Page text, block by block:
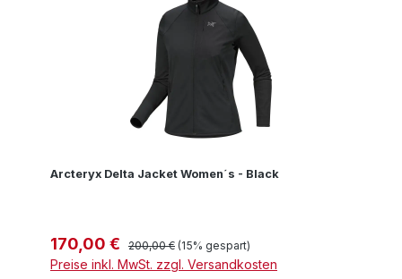
Arcteryx Delta Jacket Women´s - Black
Verkaufspreis:
170,00 € Regulärer Preis:
200,00 € (15% gespart)
Preise inkl. MwSt. zzgl. Versandkosten